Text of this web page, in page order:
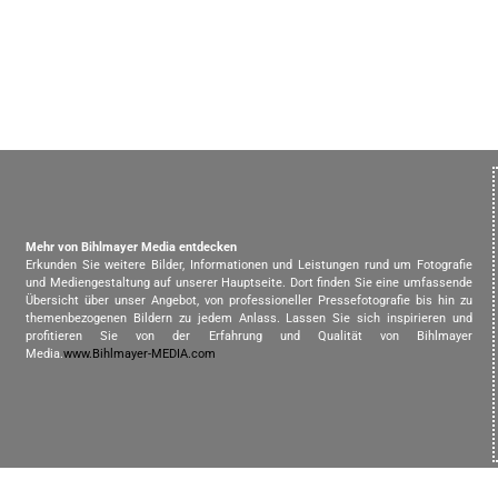
Mehr von Bihlmayer Media entdecken
Erkunden Sie weitere Bilder, Informationen und Leistungen rund um Fotografie
und Mediengestaltung auf unserer Hauptseite. Dort finden Sie eine umfassende
Übersicht über unser Angebot, von professioneller Pressefotografie bis hin zu
themenbezogenen Bildern zu jedem Anlass. Lassen Sie sich inspirieren und
profitieren Sie von der Erfahrung und Qualität von Bihlmayer
Media.www.Bihlmayer-MEDIA.com